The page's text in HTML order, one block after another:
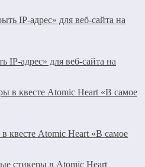
IP-адрес» для веб-сайта на
квесте Atomic Heart «В самое